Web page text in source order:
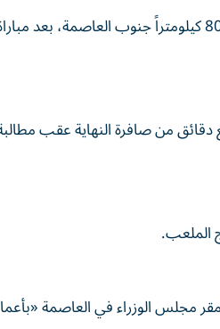
بدأت الصدامات في مدينة ترهونة الواقعة على بعد حوالى 80
من صافرة النهاية عقب
الملعب.
مجلس الوزراء في العاصمة